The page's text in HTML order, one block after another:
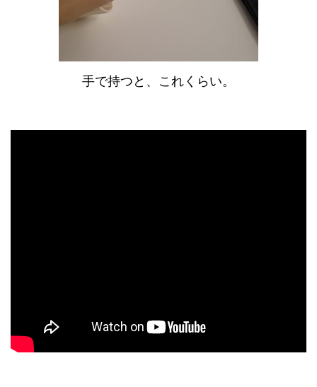
手で持つと、これくらい。